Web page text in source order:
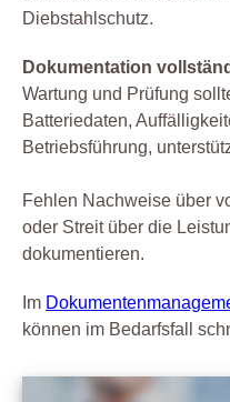
Diebstahlschutz.
Dokumentation
Wartung und Prüfung
Batteriedaten,
Betriebsführung,
Fehlen Nachweise über
oder Streit über die
dokumentieren.
Im
können im Bedarfsfall